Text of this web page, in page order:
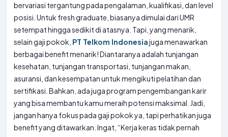
bervariasi tergantung pada pengalaman, kualifikasi, dan level
posisi. Untuk fresh graduate, biasanya dimulai dari UMR
setempat hingga sedikit di atasnya. Tapi, yang menarik,
selain gaji pokok, PT Telkom Indonesiajuga menawarkan
berbagai benefit menarik! Diantaranya adalah tunjangan
kesehatan, tunjangan transportasi, tunjangan makan,
asuransi, dan kesempatan untuk mengikuti pelatihan dan
sertifikasi. Bahkan, ada juga program pengembangan karir
yang bisa membantu kamu meraih potensi maksimal. Jadi,
jangan hanya fokus pada gaji pokok ya, tapi perhatikan juga
benefit yang ditawarkan. Ingat, “Kerja keras tidak pernah